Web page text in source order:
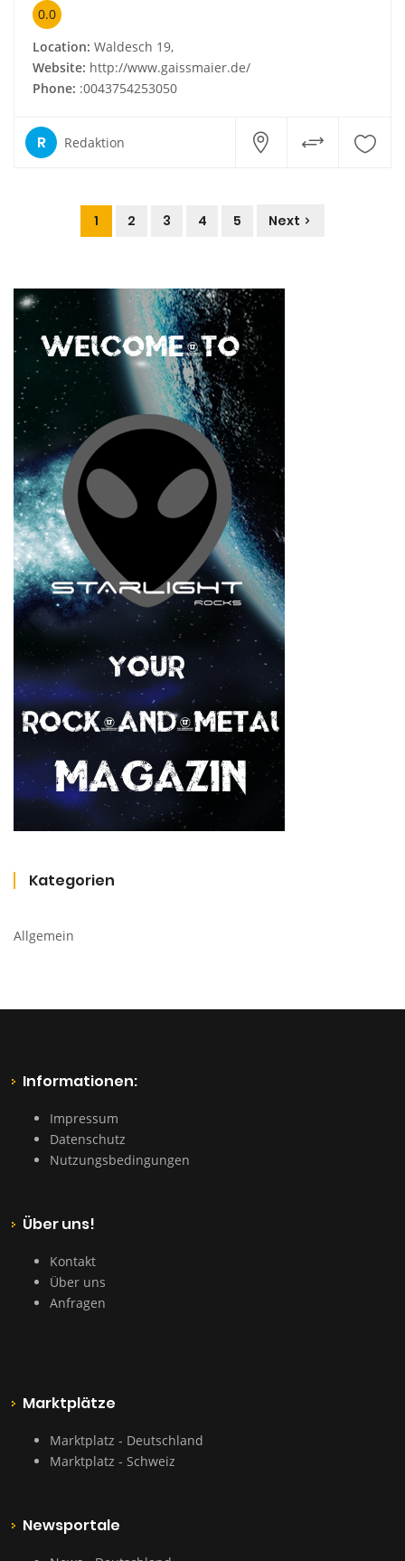
0.0
Location: Waldesch 19,
Website: http://www.gaissmaier.de/
Phone: :0043754253050
R Redaktion
1 2 3 4 5 Next
Kategorien
Allgemein
Informationen:
Impressum
Datenschutz
Nutzungsbedingungen
Über uns!
Kontakt
Über uns
Anfragen
Marktplätze
Marktplatz - Deutschland
Marktplatz - Schweiz
Newsportale